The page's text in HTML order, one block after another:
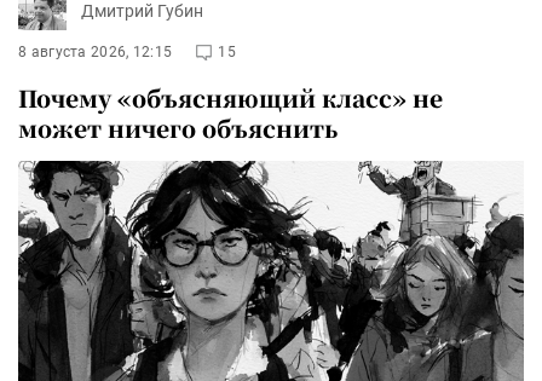
Дмитрий Губин
8 августа 2026, 12:15 15
Почему «объясняющий класс» не
может ничего объяснить